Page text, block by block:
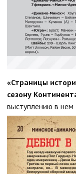
«Страницы
сезону
выступлению в